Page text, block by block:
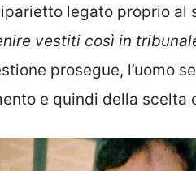
legato proprio al
vestiti così in
prosegue, l’uomo
e quindi della scelta